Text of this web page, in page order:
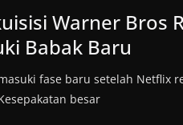
Warner Bros
Babak Baru
fase baru setelah Netflix
besar